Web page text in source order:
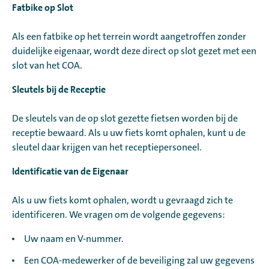
Fatbike op Slot
Als een fatbike op het terrein wordt aangetroffen zonder
duidelijke eigenaar, wordt deze direct op slot gezet met een
slot van het COA.
Sleutels bij de Receptie
De sleutels van de op slot gezette fietsen worden bij de
receptie bewaard. Als u uw fiets komt ophalen, kunt u de
sleutel daar krijgen van het receptiepersoneel.
Identificatie van de Eigenaar
Als u uw fiets komt ophalen, wordt u gevraagd zich te
identificeren. We vragen om de volgende gegevens:
Uw naam en V-nummer.
Een COA-medewerker of de beveiliging zal uw gegevens